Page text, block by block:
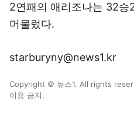
2연패의 애리조나는 32승
머물렀다.
starburyny@news1.kr
Copyright © 뉴스1. All rights
이용 금지.